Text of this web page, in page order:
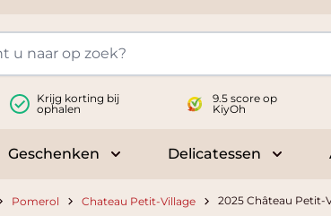
Krijg korting bij
ophalen
9.5 score op
KiyOh
submenu for Wijnen
Geschenken
Toggle submenu for
Delicatessen
Toggle
Pomerol Chateau Petit-Village 2025 Château Petit-